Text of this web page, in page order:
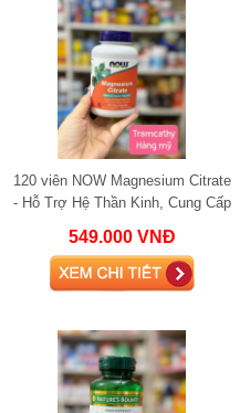
120 viên NOW Magnesium Citrate
- Hỗ Trợ Hệ Thần Kinh, Cung Cấp
Khỏe
549.000 VNĐ